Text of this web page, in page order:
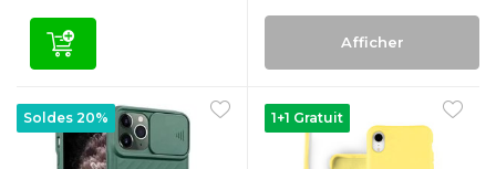
Afficher
Soldes 20% 1+1 Gratuit